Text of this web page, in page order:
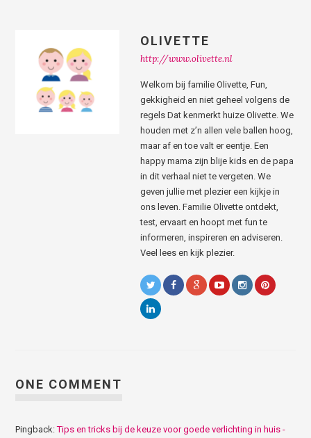
OLIVETTE
http://www.olivette.nl
Welkom bij familie Olivette, Fun,
gekkigheid en niet geheel volgens de
regels Dat kenmerkt huize Olivette. We
houden met z’n allen vele ballen hoog,
maar af en toe valt er eentje. Een
happy mama zijn blije kids en de papa
in dit verhaal niet te vergeten. We
geven jullie met plezier een kijkje in
ons leven. Familie Olivette ontdekt,
test, ervaart en hoopt met fun te
informeren, inspireren en adviseren.
Veel lees en kijk plezier.
ONE COMMENT
Pingback:Tips en tricks bij de keuze voor goede verlichting in huis -